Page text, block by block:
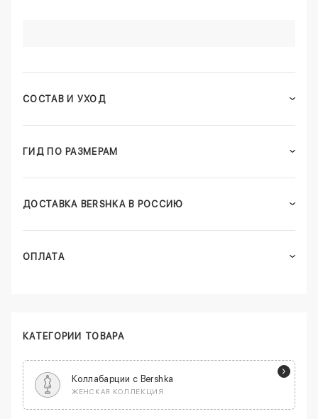
СОСТАВ И УХОД
ГИД ПО РАЗМЕРАМ
ДОСТАВКА BERSHKA В РОССИЮ
ОПЛАТА
КАТЕГОРИИ ТОВАРА
Коллабарции с Bershka
ЖЕНСКАЯ КОЛЛЕКЦИЯ